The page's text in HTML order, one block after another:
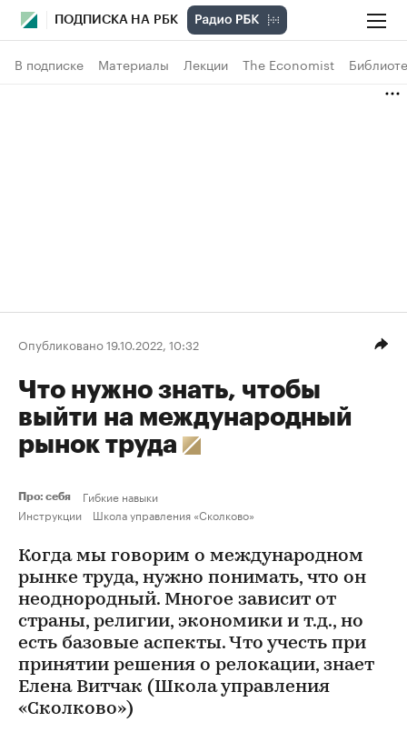
ПОДПИСКА НА РБК
В подписке Материалы Лекции The Economist
Опубликовано 19.10.2022, 10:32
Что нужно знать, чтобы
выйти на международный
рынок труда
Про: себя
Гибкие навыки
Инструкции
Школа управления «Сколково»
Когда мы говорим о международном
рынке труда, нужно понимать, что он
неоднородный. Многое зависит от
страны, религии, экономики и т.д., но
есть базовые аспекты. Что учесть при
принятии решения о релокации, знает
Елена Витчак (Школа управления
«Сколково»)